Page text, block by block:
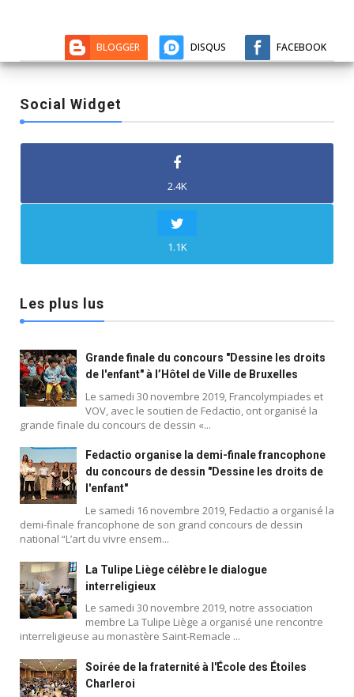
BLOGGER DISQUS FACEBOOK
Social Widget
2.4K
1.1K
Les plus lus
Grande finale du concours "Dessine les droits
de l'enfant" à l’Hôtel de Ville de Bruxelles
Le samedi 30 novembre 2019, Francolympiades et
VOV, avec le soutien de Fedactio, ont organisé la
grande finale du concours de dessin «...
Fedactio organise la demi-finale francophone
du concours de dessin "Dessine les droits de
l'enfant"
Le samedi 16 novembre 2019, Fedactio a organisé la
demi-finale francophone de son grand concours de dessin
national “L’art du vivre ensem...
La Tulipe Liège célèbre le dialogue
interreligieux
Le samedi 30 novembre 2019, notre association
membre La Tulipe Liège a organisé une rencontre
interreligieuse au monastère Saint-Remacle ...
Soirée de la fraternité à l'École des Étoiles
Charleroi